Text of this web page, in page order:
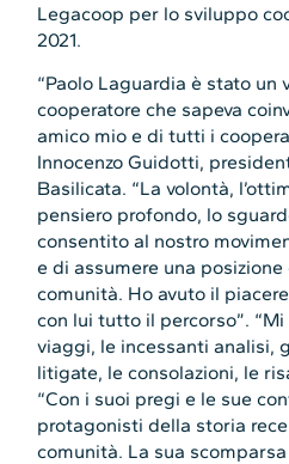
Legacoop per lo sviluppo
2021.
“Paolo Laguardia è stato un
cooperatore che sapeva
amico mio e di tutti i
Innocenzo Guidotti,
Basilicata. “La volontà,
pensiero profondo, lo
consentito al nostro
e di assumere una
comunità. Ho avuto il
con lui tutto il percorso”.
viaggi, le incessanti analisi,
litigate, le consolazioni, le
“Con i suoi pregi e le sue
protagonisti della storia
comunità. La sua